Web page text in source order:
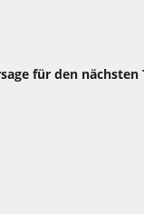
für den nächsten